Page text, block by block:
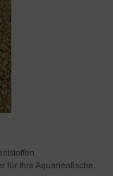
für Ihre Aquarienfische.